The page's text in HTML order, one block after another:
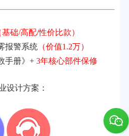
基础/高配/性价比款）
报警系统（价值1.2万）
手册》+ 3年核心部件保修
设计方案：